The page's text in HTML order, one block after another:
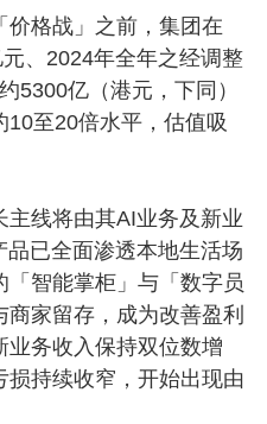
格战」之前，集团在
、2024年全年之经调整
5300亿（港元，下同）
至20倍水平，估值吸
线将由其AI业务及新业
已全面渗透本地生活场
智能掌柜」与「数字员
家留存，成为改善盈利
务收入保持双位数增
持续收窄，开始出现由